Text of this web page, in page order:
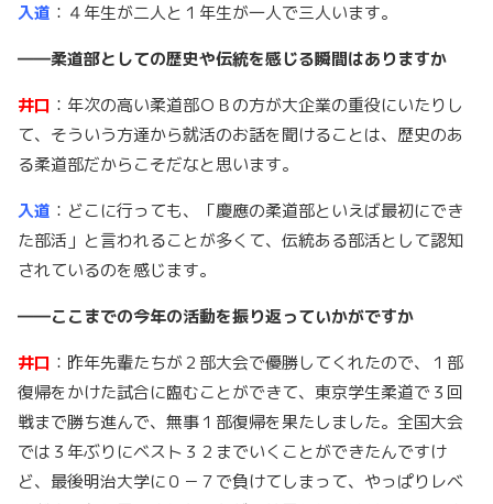
入道 ：４年生が二人と１年生が一人で三人います。
――柔道部としての歴史や伝統を感じる瞬間はありますか
井口 ：年次の高い柔道部ＯＢの方が大企業の重役にいたりし
て、そういう方達から就活のお話を聞けることは、歴史のあ
る柔道部だからこそだなと思います。
入道 ：どこに行っても、「慶應の柔道部といえば最初にでき
た部活」と言われることが多くて、伝統ある部活として認知
されているのを感じます。
――ここまでの今年の活動を振り返っていかがですか
井口 ：昨年先輩たちが２部大会で優勝してくれたので、１部
復帰をかけた試合に臨むことができて、東京学生柔道で３回
戦まで勝ち進んで、無事１部復帰を果たしました。全国大会
では３年ぶりにベスト３２までいくことができたんですけ
ど、最後明治大学に０－７で負けてしまって、やっぱりレベ